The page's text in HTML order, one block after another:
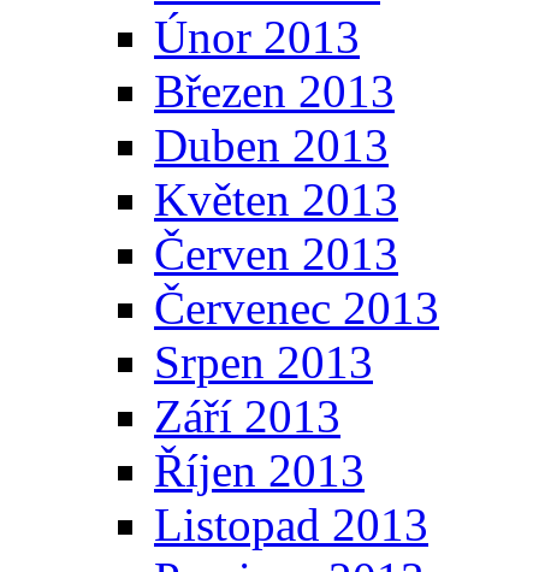
Únor 2013
Březen 2013
Duben 2013
Květen 2013
Červen 2013
Červenec 2013
Srpen 2013
Září 2013
Říjen 2013
Listopad 2013